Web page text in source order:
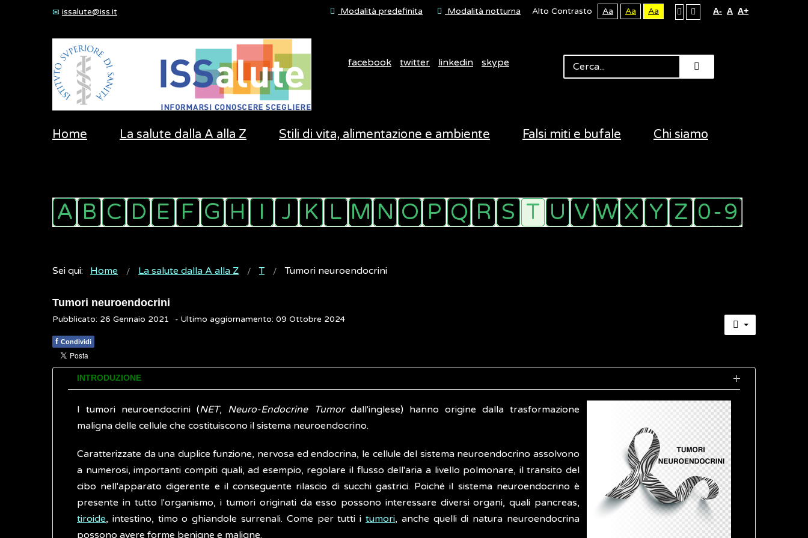
issalute@iss.it Modalità predefinita Modalità notturna Alto Contrasto Aa Aa Aa A- A A+
facebook twitter linkedin skype
Home La salute dalla A alla Z Stili di vita, alimentazione e ambiente Falsi miti e bufale Chi siamo
Sei qui: Home La salute dalla A alla Z T Tumori neuroendocrini
Tumori neuroendocrini
Pubblicato: 26 Gennaio 2021 - Ultimo aggiornamento: 09 Ottobre 2024
f Condividi
INTRODUZIONE
I tumori neuroendocrini (NET, Neuro-Endocrine Tumordall'inglese) hanno origine dalla trasformazione
maligna delle cellule che costituiscono il sistema neuroendocrino.
Caratterizzate da una duplice funzione, nervosa ed endocrina, le cellule del sistema neuroendocrino assolvono
a numerosi, importanti compiti quali, ad esempio, regolare il flusso dell'aria a livello polmonare, il transito del
cibo nell'apparato digerente e il conseguente rilascio di succhi gastrici. Poiché il sistema neuroendocrino è
presente in tutto l'organismo, i tumori originati da esso possono interessare diversi organi, quali pancreas,
tiroide, intestino, timo o ghiandole surrenali. Come per tutti i tumori, anche quelli di natura neuroendocrina
possono avere forme benigne e maligne.